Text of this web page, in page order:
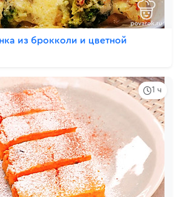
из брокколи и цветной
1 ч